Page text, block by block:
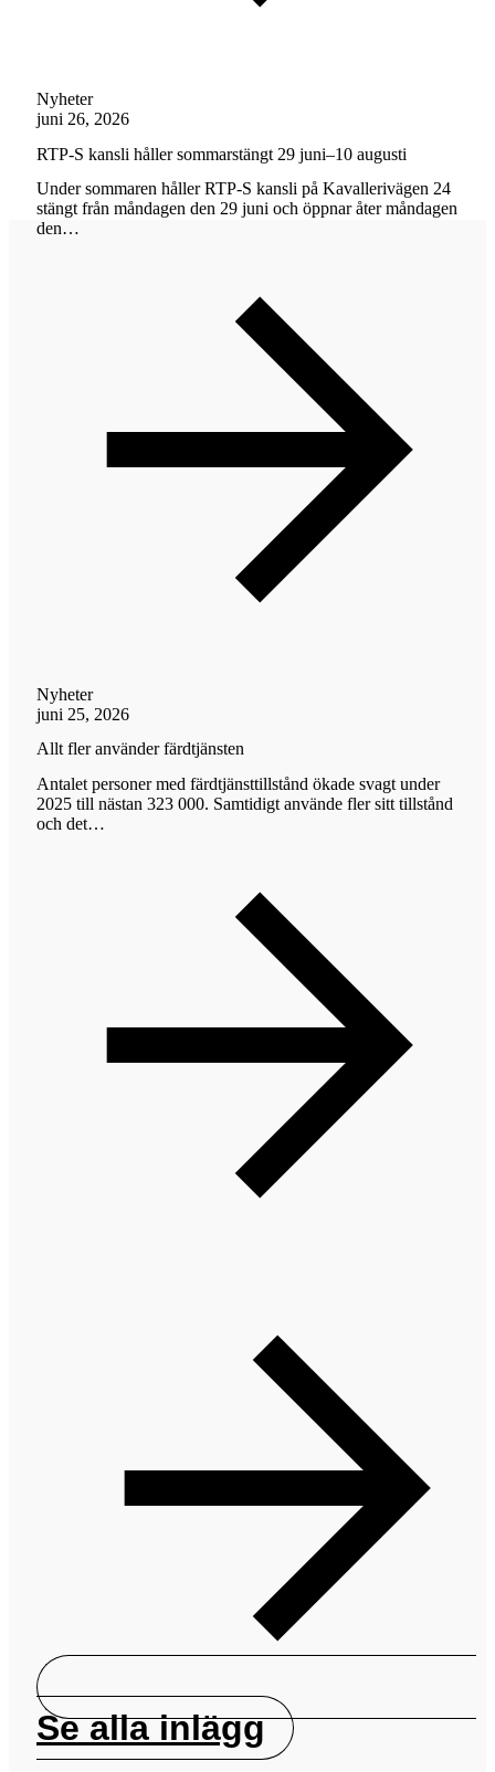
Nyheter
juni 26, 2026
RTP-S kansli håller sommarstängt 29 juni–10 augusti
Under sommaren håller RTP-S kansli på Kavallerivägen 24
stängt från måndagen den 29 juni och öppnar åter måndagen
den…
Nyheter
juni 25, 2026
Allt fler använder färdtjänsten
Antalet personer med färdtjänsttillstånd ökade svagt under
2025 till nästan 323 000. Samtidigt använde fler sitt tillstånd
och det…
Se alla inlägg